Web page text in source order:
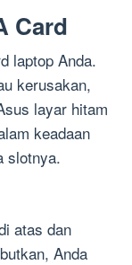
Card
laptop Anda.
kerusakan,
layar hitam
keadaan
slotnya.
atas dan
Anda